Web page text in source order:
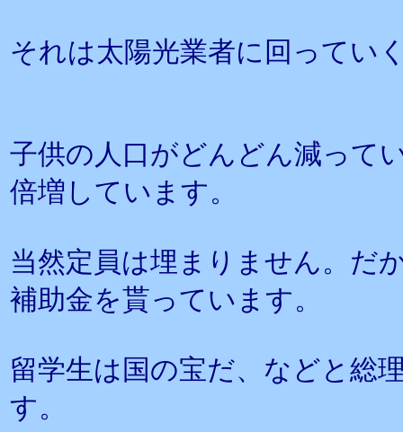
それは太陽光業者に回ってい
子供の人口がどんどん減って
倍増しています。
当然定員は埋まりません。だ
補助金を貰っています。
留学生は国の宝だ、などと総
す。